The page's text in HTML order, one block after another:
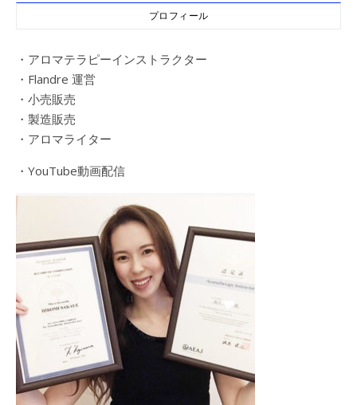
プロフィール
・アロマテラピーインストラクター
・Flandre 運営
・小売販売
・製造販売
・アロマライター
・YouTube動画配信